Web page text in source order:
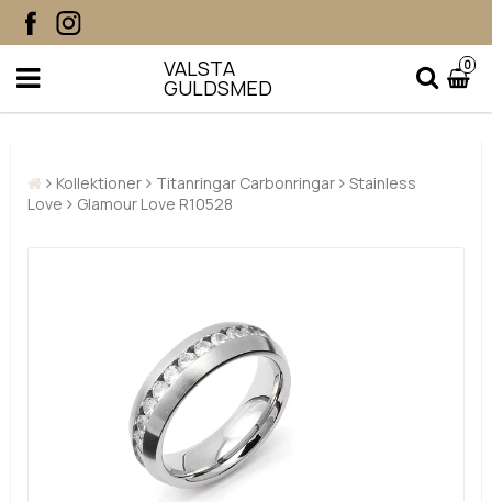
VALSTA
GULDSMED
0
Kollektioner Titanringar Carbonringar
Stainless
Love
Glamour Love R10528